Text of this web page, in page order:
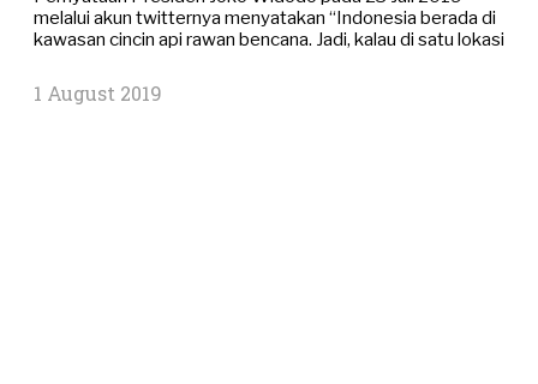
melalui akun twitternya menyatakan “Indonesia berada di
kawasan cincin api rawan bencana. Jadi, kalau di satu lokasi
1 August 2019